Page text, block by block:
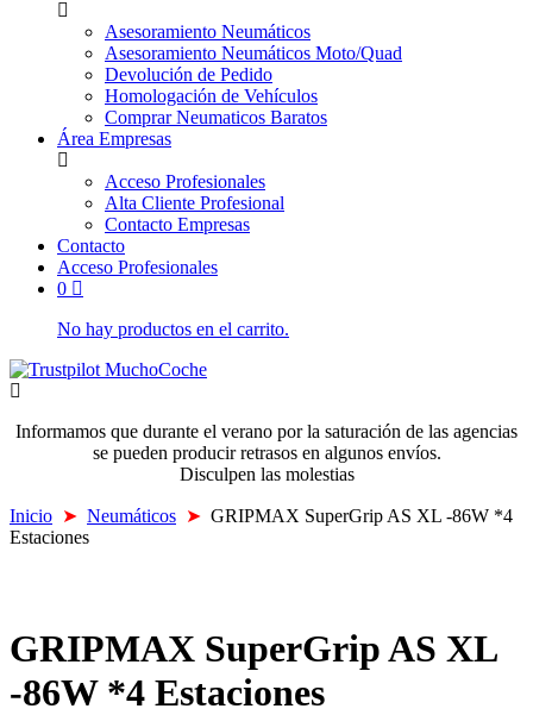
Asesoramiento Neumáticos
Asesoramiento Neumáticos Moto/Quad
Devolución de Pedido
Homologación de Vehículos
Comprar Neumaticos Baratos
Área Empresas
Acceso Profesionales
Alta Cliente Profesional
Contacto Empresas
Contacto
Acceso Profesionales
0
No hay productos en el carrito.
Informamos que durante el verano por la saturación de las agencias
se pueden producir retrasos en algunos envíos.
Disculpen las molestias
Inicio ➤ Neumáticos ➤ GRIPMAX SuperGrip AS XL -86W *4
Estaciones
GRIPMAX SuperGrip AS XL
-86W *4 Estaciones